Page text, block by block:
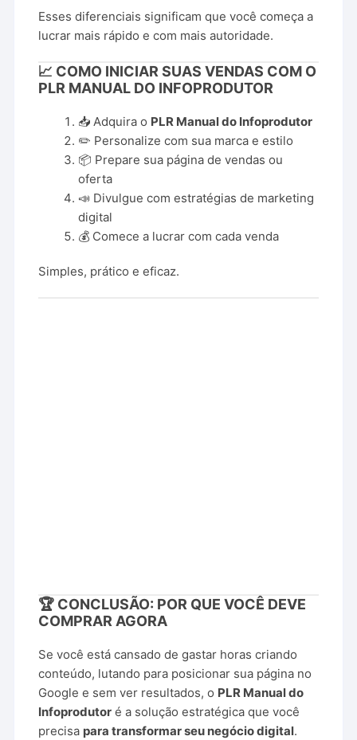
Esses diferenciais significam que você começa a
lucrar mais rápido e com mais autoridade.
📈 COMO INICIAR SUAS VENDAS COM O
PLR MANUAL DO INFOPRODUTOR
📥 Adquira o PLR Manual do Infoprodutor
✏️ Personalize com sua marca e estilo
📦 Prepare sua página de vendas ou
oferta
📣 Divulgue com estratégias de marketing
digital
💰 Comece a lucrar com cada venda
Simples, prático e eficaz.
🏆 CONCLUSÃO: POR QUE VOCÊ DEVE
COMPRAR AGORA
Se você está cansado de gastar horas criando
conteúdo, lutando para posicionar sua página no
Google e sem ver resultados, o PLR Manual do
Infoprodutor é a solução estratégica que você
precisa para transformar seu negócio digital.